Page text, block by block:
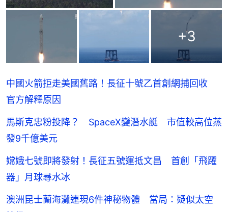
+3
中國火箭拒走美國舊路！長征十號乙首創網捕回收
官方解釋原因
馬斯克忠粉投降？ SpaceX變潛水艇 市值較高位蒸
發9千億美元
嫦娥七號即將發射！長征五號運抵文昌 首創「飛躍
器」月球尋水冰
澳洲昆士蘭海灘連現6件神秘物體 當局：疑似太空